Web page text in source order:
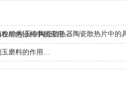
粉/白刚玉在陶瓷散热器陶瓷散热片中
在耐热涂料中的应用…
磨料的作用…